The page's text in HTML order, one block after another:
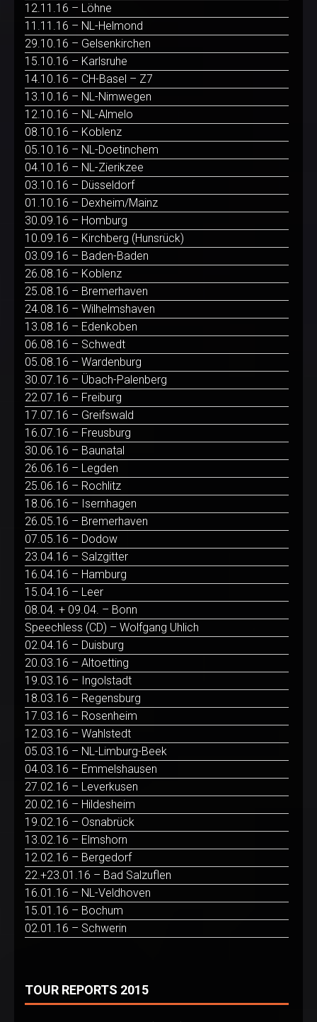
12.11.16 – Löhne
11.11.16 – NL-Helmond
29.10.16 – Gelsenkirchen
15.10.16 – Karlsruhe
14.10.16 – CH-Basel – Z7
13.10.16 – NL-Nimwegen
12.10.16 – NL-Almelo
08.10.16 – Koblenz
05.10.16 – NL-Doetinchem
04.10.16 – NL-Zierikzee
03.10.16 – Düsseldorf
01.10.16 – Dexheim/Mainz
30.09.16 – Homburg
10.09.16 – Kirchberg (Hunsrück)
03.09.16 – Baden-Baden
26.08.16 – Koblenz
25.08.16 – Bremerhaven
24.08.16 – Wilhelmshaven
13.08.16 – Edenkoben
06.08.16 – Schwedt
05.08.16 – Wardenburg
30.07.16 – Übach-Palenberg
22.07.16 – Freiburg
17.07.16 – Greifswald
16.07.16 – Freusburg
30.06.16 – Baunatal
26.06.16 – Legden
25.06.16 – Rochlitz
18.06.16 – Isernhagen
26.05.16 – Bremerhaven
07.05.16 – Dodow
23.04.16 – Salzgitter
16.04.16 – Hamburg
15.04.16 – Leer
08.04. + 09.04. – Bonn
Speechless (CD) – Wolfgang Uhlich
02.04.16 – Duisburg
20.03.16 – Altoetting
19.03.16 – Ingolstadt
18.03.16 – Regensburg
17.03.16 – Rosenheim
12.03.16 – Wahlstedt
05.03.16 – NL-Limburg-Beek
04.03.16 – Emmelshausen
27.02.16 – Leverkusen
20.02.16 – Hildesheim
19.02.16 – Osnabrück
13.02.16 – Elmshorn
12.02.16 – Bergedorf
22.+23.01.16 – Bad Salzuflen
16.01.16 – NL-Veldhoven
15.01.16 – Bochum
02.01.16 – Schwerin
TOUR REPORTS 2015